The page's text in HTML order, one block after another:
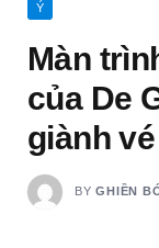
Ý
Màn
của De
giành
BY GHIỀN